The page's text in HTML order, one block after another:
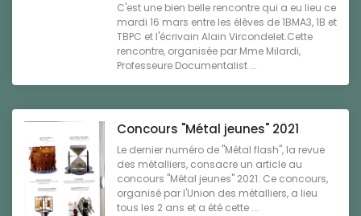
C'est une bien belle rencontre qui a eu lieu ce
mardi 16 mars entre les élèves de 1BMA3, 1B et
TBPC et l'écrivain Alain Vircondelet.Cette
rencontre, organisée par Mme Milardi,
Professeure Documentalist ...
Concours "Métal jeunes" 2021
Le dernier numéro de "Métal flash", la revue
des métalliers, consacre un article au
concours "Métal jeunes" 2021. Ce concours,
organisé par l'Union des métalliers, a lieu
tous les 2 ans et a été cette ...